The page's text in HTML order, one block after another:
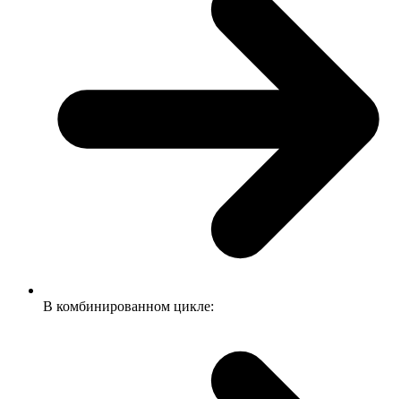
В комбинированном цикле: